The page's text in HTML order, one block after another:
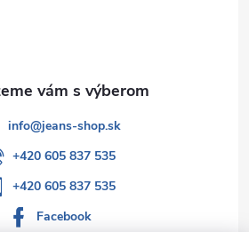
info@jeans-shop.sk
+420 605 837 535
+420 605 837 535
Facebook